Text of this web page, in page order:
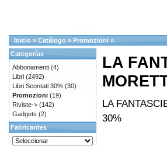
Inicio » Catálogo » Promozioni »
LA
LA
30%
Categorías
Abbonamenti (4)
Libri (2492)
Libri Scontati 30% (30)
Promozioni (19)
Riviste-> (142)
Gadgets (2)
Fabricantes